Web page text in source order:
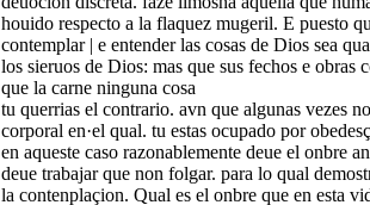
houido respecto a la flaquez mugeril. E puesto
contemplar | e entender las cosas de Dios sea
los sieruos de Dios: mas que sus fechos e
que la carne ninguna cosa
tu querrias el contrario. avn que algunas vezes
corporal en·el qual. tu estas ocupado por
en aqueste caso razonablemente deue el onbre
deue trabajar que non folgar. para lo qual
la contenplaçion. Qual es el onbre que en esta